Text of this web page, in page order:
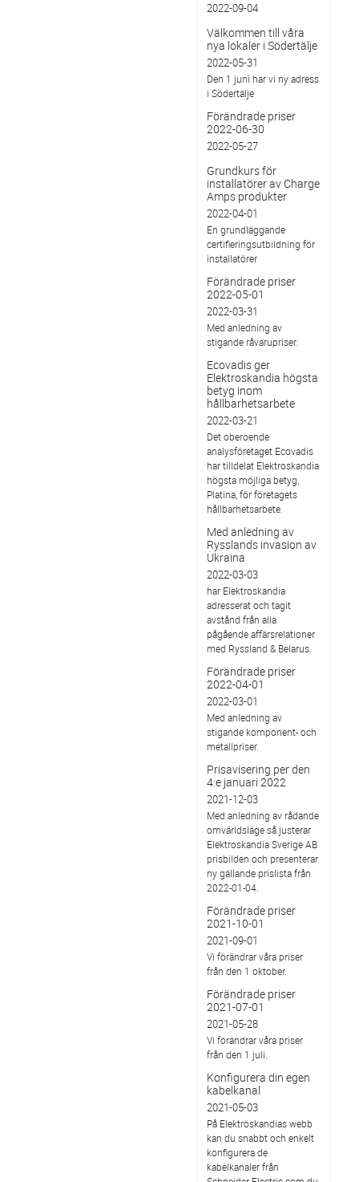
2022-09-04
Välkommen till våra
nya lokaler i Södertälje
2022-05-31
Den 1 juni har vi ny adress
i Södertälje
Förändrade priser
2022-06-30
2022-05-27
Grundkurs för
installatörer av Charge
Amps produkter
2022-04-01
En grundläggande
certifieringsutbildning för
installatörer
Förändrade priser
2022-05-01
2022-03-31
Med anledning av
stigande råvarupriser.
Ecovadis ger
Elektroskandia högsta
betyg inom
hållbarhetsarbete
2022-03-21
Det oberoende
analysföretaget Ecovadis
har tilldelat Elektroskandia
högsta möjliga betyg,
Platina, för företagets
hållbarhetsarbete.
Med anledning av
Rysslands invasion av
Ukraina
2022-03-03
har Elektroskandia
adresserat och tagit
avstånd från alla
pågående affärsrelationer
med Ryssland & Belarus.
Förändrade priser
2022-04-01
2022-03-01
Med anledning av
stigande komponent- och
metallpriser.
Prisavisering per den
4:e januari 2022
2021-12-03
Med anledning av rådande
omvärldsläge så justerar
Elektroskandia Sverige AB
prisbilden och presenterar
ny gällande prislista från
2022-01-04.
Förändrade priser
2021-10-01
2021-09-01
Vi förändrar våra priser
från den 1 oktober.
Förändrade priser
2021-07-01
2021-05-28
Vi förändrar våra priser
från den 1 juli.
Konfigurera din egen
kabelkanal
2021-05-03
På Elektroskandias webb
kan du snabbt och enkelt
konfigurera de
kabelkanaler från